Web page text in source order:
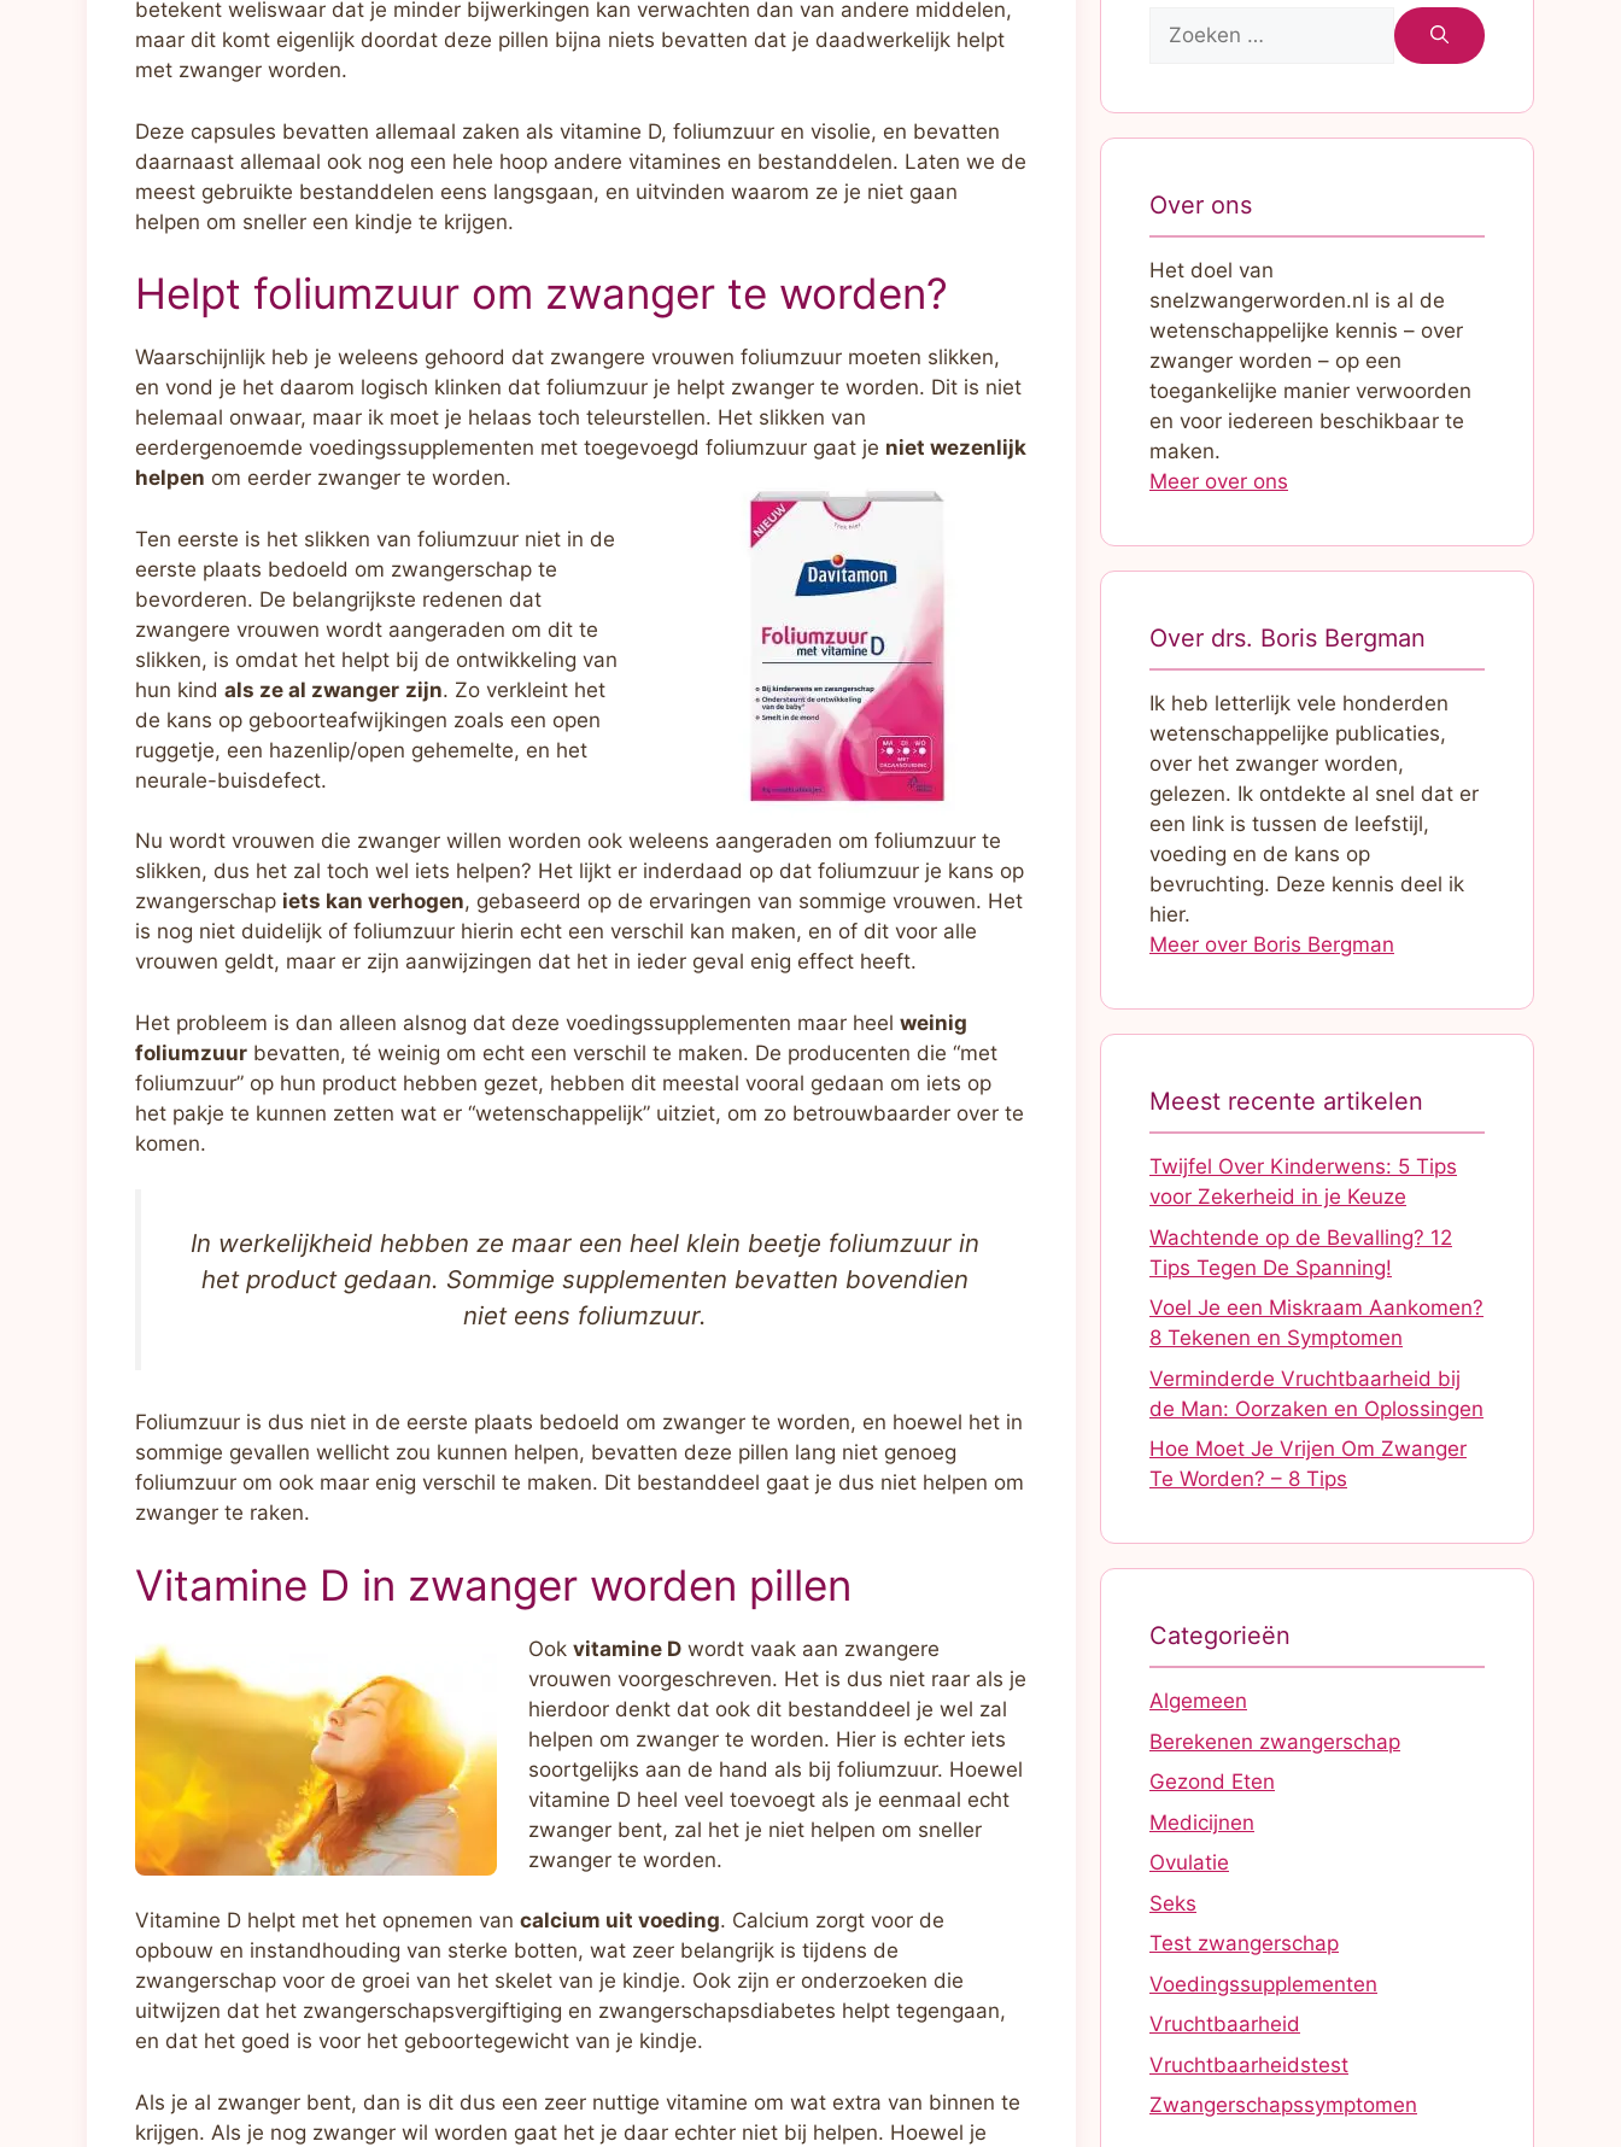
betekent weliswaar dat je minder bijwerkingen kan verwachten dan van andere middelen,
maar dit komt eigenlijk doordat deze pillen bijna niets bevatten dat je daadwerkelijk helpt
met zwanger worden.
Deze capsules bevatten allemaal zaken als vitamine D, foliumzuur en visolie, en bevatten
daarnaast allemaal ook nog een hele hoop andere vitamines en bestanddelen. Laten we de
meest gebruikte bestanddelen eens langsgaan, en uitvinden waarom ze je niet gaan
helpen om sneller een kindje te krijgen.
Helpt foliumzuur om zwanger te worden?
Waarschijnlijk heb je weleens gehoord dat zwangere vrouwen foliumzuur moeten slikken,
en vond je het daarom logisch klinken dat foliumzuur je helpt zwanger te worden. Dit is niet
helemaal onwaar, maar ik moet je helaas toch teleurstellen. Het slikken van
eerdergenoemde voedingssupplementen met toegevoegd foliumzuur gaat je niet wezenlijk
helpen om eerder zwanger te worden.
Ten eerste is het slikken van foliumzuur niet in de
eerste plaats bedoeld om zwangerschap te
bevorderen. De belangrijkste redenen dat
zwangere vrouwen wordt aangeraden om dit te
slikken, is omdat het helpt bij de ontwikkeling van
hun kind als ze al zwanger zijn. Zo verkleint het
de kans op geboorteafwijkingen zoals een open
ruggetje, een hazenlip/open gehemelte, en het
neurale-buisdefect.
Nu wordt vrouwen die zwanger willen worden ook weleens aangeraden om foliumzuur te
slikken, dus het zal toch wel iets helpen? Het lijkt er inderdaad op dat foliumzuur je kans op
zwangerschap iets kan verhogen, gebaseerd op de ervaringen van sommige vrouwen. Het
is nog niet duidelijk of foliumzuur hierin echt een verschil kan maken, en of dit voor alle
vrouwen geldt, maar er zijn aanwijzingen dat het in ieder geval enig effect heeft.
Het probleem is dan alleen alsnog dat deze voedingssupplementen maar heel weinig
foliumzuur bevatten, té weinig om echt een verschil te maken. De producenten die “met
foliumzuur” op hun product hebben gezet, hebben dit meestal vooral gedaan om iets op
het pakje te kunnen zetten wat er “wetenschappelijk” uitziet, om zo betrouwbaarder over te
komen.
In werkelijkheid hebben ze maar een heel klein beetje foliumzuur in
het product gedaan. Sommige supplementen bevatten bovendien
niet eens foliumzuur.
Foliumzuur is dus niet in de eerste plaats bedoeld om zwanger te worden, en hoewel het in
sommige gevallen wellicht zou kunnen helpen, bevatten deze pillen lang niet genoeg
foliumzuur om ook maar enig verschil te maken. Dit bestanddeel gaat je dus niet helpen om
zwanger te raken.
Vitamine D in zwanger worden pillen
Ook vitamine Dwordt vaak aan zwangere
vrouwen voorgeschreven. Het is dus niet raar als je
hierdoor denkt dat ook dit bestanddeel je wel zal
helpen om zwanger te worden. Hier is echter iets
soortgelijks aan de hand als bij foliumzuur. Hoewel
vitamine D heel veel toevoegt als je eenmaal echt
zwanger bent, zal het je niet helpen om sneller
zwanger te worden.
Vitamine D helpt met het opnemen van calcium uit voeding. Calcium zorgt voor de
opbouw en instandhouding van sterke botten, wat zeer belangrijk is tijdens de
zwangerschap voor de groei van het skelet van je kindje. Ook zijn er onderzoeken die
uitwijzen dat het zwangerschapsvergiftiging en zwangerschapsdiabetes helpt tegengaan,
en dat het goed is voor het geboortegewicht van je kindje.
Als je al zwanger bent, dan is dit dus een zeer nuttige vitamine om wat extra van binnen te
krijgen. Als je nog zwanger wil worden gaat het je daar echter niet bij helpen. Hoewel je
Zoek
Over ons
Het doel van
snelzwangerworden.nl is al de
wetenschappelijke kennis – over
zwanger worden – op een
toegankelijke manier verwoorden
en voor iedereen beschikbaar te
maken.
Meer over ons
Over drs. Boris Bergman
Ik heb letterlijk vele honderden
wetenschappelijke publicaties,
over het zwanger worden,
gelezen. Ik ontdekte al snel dat er
een link is tussen de leefstijl,
voeding en de kans op
bevruchting. Deze kennis deel ik
hier.
Meer over Boris Bergman
Meest recente artikelen
Twijfel Over Kinderwens: 5 Tips
voor Zekerheid in je Keuze
Wachtende op de Bevalling? 12
Tips Tegen De Spanning!
Voel Je een Miskraam Aankomen?
8 Tekenen en Symptomen
Verminderde Vruchtbaarheid bij
de Man: Oorzaken en Oplossingen
Hoe Moet Je Vrijen Om Zwanger
Te Worden? – 8 Tips
Categorieën
Algemeen
Berekenen zwangerschap
Gezond Eten
Medicijnen
Ovulatie
Seks
Test zwangerschap
Voedingssupplementen
Vruchtbaarheid
Vruchtbaarheidstest
Zwangerschapssymptomen